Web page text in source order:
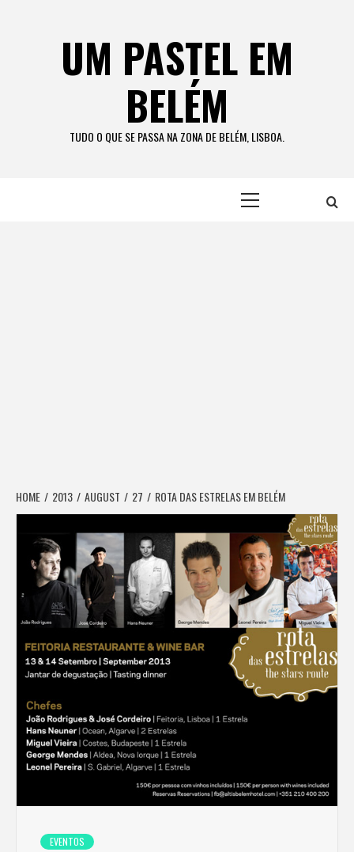
UM PASTEL EM
BELÉM
TUDO O QUE SE PASSA NA ZONA DE BELÉM, LISBOA.
HOME 2013 AUGUST 27 ROTA DAS ESTRELAS EM BELÉM
EVENTOS